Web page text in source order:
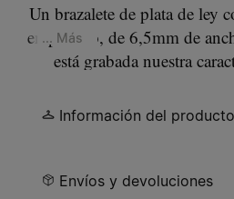
Un brazalete de plata de ley
en paladio, de 6,5mm de
está grabada nuestra
círculo.
... Más
Información del producto
Envíos y devoluciones